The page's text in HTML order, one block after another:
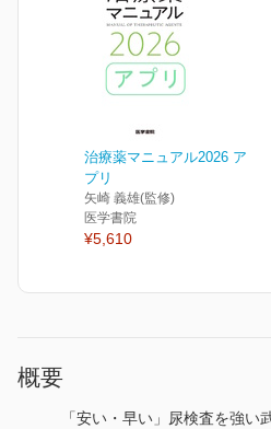
治療薬マニュアル2026 ア
プリ
矢崎 義雄(監修)
医学書院
¥5,610
概要
「安い・早い」尿検査を強い